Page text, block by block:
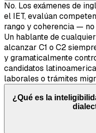
No. Los exámenes de
el IET, evalúan
rango y coherencia —
Un hablante de
alcanzar C1 o C2
y gramaticalmente
candidatos
laborales o trámites
¿Qué es la